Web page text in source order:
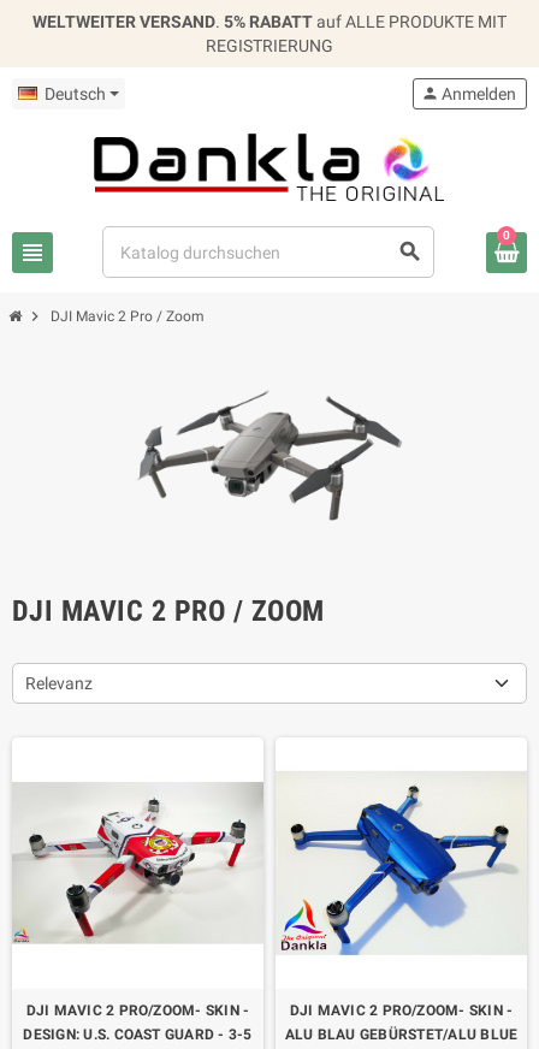
WELTWEITER VERSAND. 5% RABATTauf ALLE PRODUKTE MIT
REGISTRIERUNG
Deutsch
view_headline search
person Anmelden
0
chevron_right DJI Mavic 2 Pro / Zoom
DJI MAVIC 2 PRO / ZOOM
Relevanz
DJI MAVIC 2 PRO/ZOOM- SKIN -
DESIGN: U.S. COAST GUARD - 3-5
DJI MAVIC 2 PRO/ZOOM- SKIN -
ALU BLAU GEBÜRSTET/ALU BLUE